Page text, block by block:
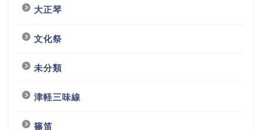
大正琴
文化祭
未分類
津軽三味線
篠笛